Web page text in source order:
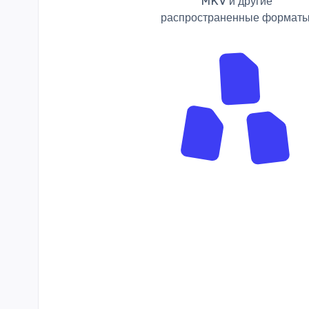
распространенные